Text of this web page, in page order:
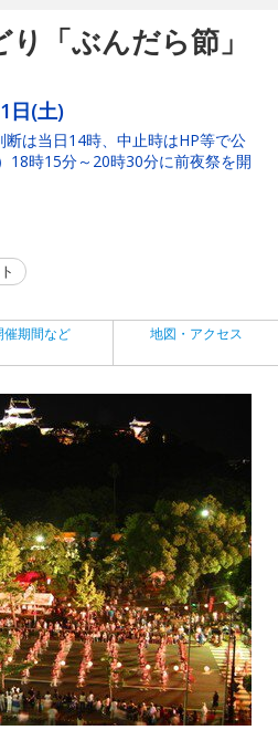
「ぶんだら節」
日(土)
は当日14時、中止時はHP等で公
時15分～20時30分に前夜祭を開
催期間など 地図・アクセス